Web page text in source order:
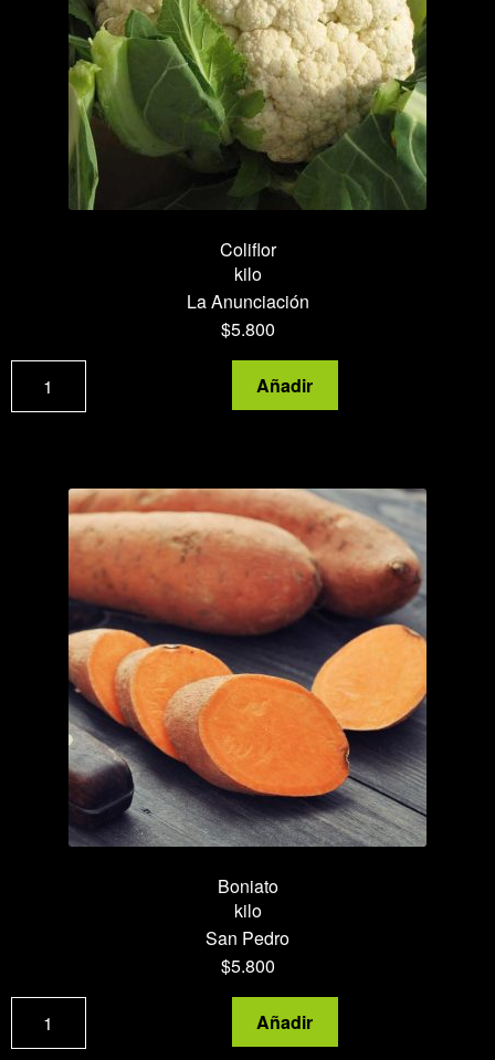
Coliflor
kilo
La Anunciación
$5.800
Coliflor
cantidad
Añadir
Boniato
kilo
San Pedro
$5.800
Boniato
cantidad
Añadir